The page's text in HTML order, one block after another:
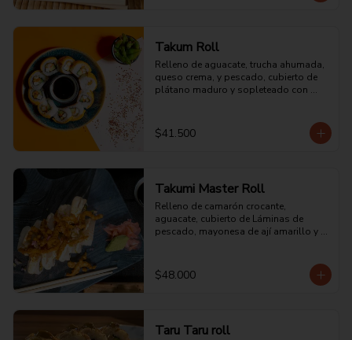
Takum Roll
Relleno de aguacate, trucha ahumada,
queso crema, y pescado, cubierto de
plátano maduro y sopleteado con
$41.500
Takumi Master Roll
Relleno de camarón crocante,
aguacate, cubierto de Láminas de
pescado, mayonesa de ají amarillo y
$48.000
Taru Taru roll